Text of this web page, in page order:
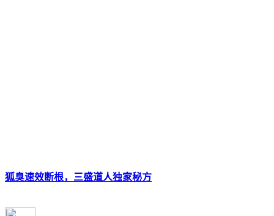
狐臭速效断根，三盛道人独家秘方